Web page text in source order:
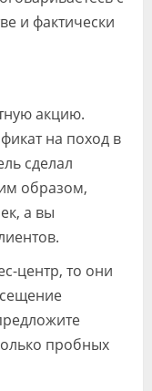
и фактически
акцию.
на поход в
сделал
образом,
а вы
центр, то они
пробных